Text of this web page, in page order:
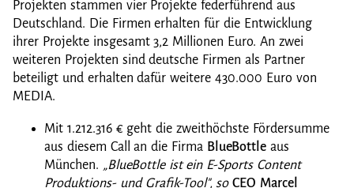
Projekten stammen vier Projekte federführend aus
Deutschland. Die Firmen erhalten für die Entwicklung
ihrer Projekte insgesamt 3,2 Millionen Euro. An zwei
weiteren Projekten sind deutsche Firmen als Partner
beteiligt und erhalten dafür weitere 430.000 Euro von
MEDIA.
Mit 1.212.316 € geht die zweithöchste Fördersumme
aus diesem Call an die Firma BlueBottleaus
München. „BlueBottle ist ein E-Sports Content
Produktions- und Grafik-Tool", soCEO Marcel